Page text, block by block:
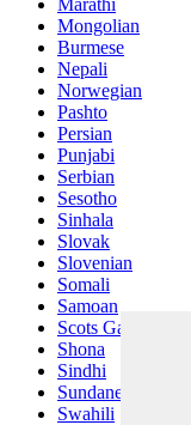
Mongolian
Burmese
Nepali
Norwegian
Pashto
Persian
Punjabi
Serbian
Sesotho
Sinhala
Slovak
Slovenian
Somali
Samoan
Scots Gaelic
Shona
Sindhi
Sundanese
Swahili